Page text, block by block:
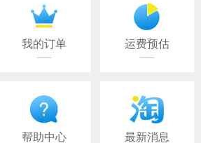
我的订单 运费预估
帮助中心 最新消息